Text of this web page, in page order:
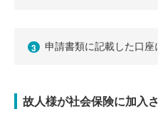
3 申請書類に記載した口座
故人様が社会保険に加入